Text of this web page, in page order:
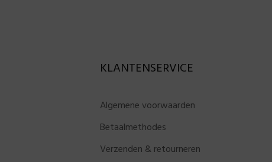
KLANTENSERVICE
Algemene voorwaarden
Betaalmethodes
Verzenden & retourneren